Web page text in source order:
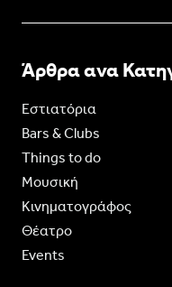
Άρθρα ανα
Εστιατόρια
Bars & Clubs
Things to do
Moυσική
Κινηματογράφος
Θέατρο
Events